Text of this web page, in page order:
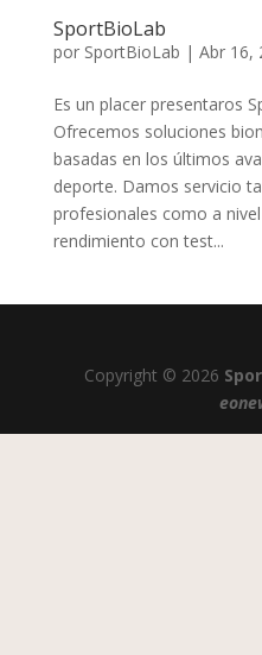
SportBioLab
por SportBioLab | Abr 16,
Es un placer presentaros
Ofrecemos soluciones
basadas en los últimos
deporte. Damos servicio
profesionales como a
rendimiento con test...
Copyright © 2026